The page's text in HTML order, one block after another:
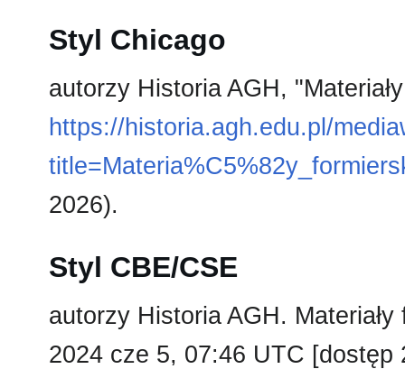
Styl Chicago
autorzy Historia AGH,
https://historia.agh.edu.pl/
2026).
Styl CBE/CSE
autorzy Historia AGH.
2024 cze 5, 07:46 UTC